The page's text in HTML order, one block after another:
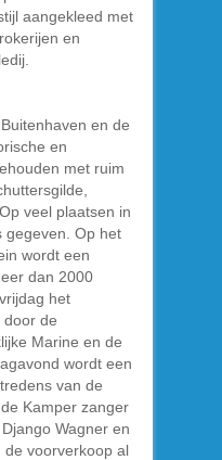
aangekleed met
en
en de
en
met ruim
veel plaatsen in
gegeven. Op het
wordt een
dan 2000
het
door de
Marine en de
wordt een
van de
Kamper zanger
Wagner en
de voorverkoop al